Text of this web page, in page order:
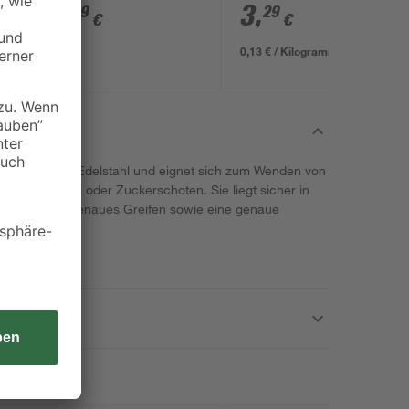
99 € 3,29 €
0,13 € / Kilogramm
Edelstahl und eignet sich zum Wenden von
Spargel oder Zuckerschoten. Sie liegt sicher in
und zielgenaues Greifen sowie eine genaue